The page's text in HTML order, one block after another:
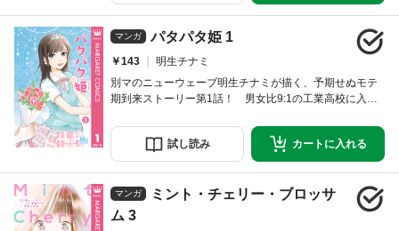
マンガ パタパタ姫 1
￥143
明生チナミ
別マのニューウェーブ明生チナミが描く、予期せぬモテ
期到来ストーリー第1話！ 男女比9:1の工業高校に入学
このモテ期の中で私だけの王子さまを見つけたい…な～
んて考えていたら、イケメン転入生・野口が現れた！
しかも、彼はなんだか小波に気があるようで…!?
試し読み カートに入れる
マンガ
ミント・チェリー・ブロッサ
ム 3